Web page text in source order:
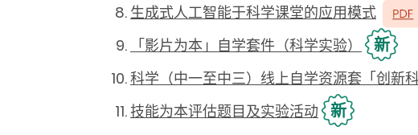
生成式人工智能于科学课堂的应用模式
「影片为本」自学套件（科学实验） 新
科学（中一至中三）线上自学资源套「创新科
技能为本评估题目及实验活动 新